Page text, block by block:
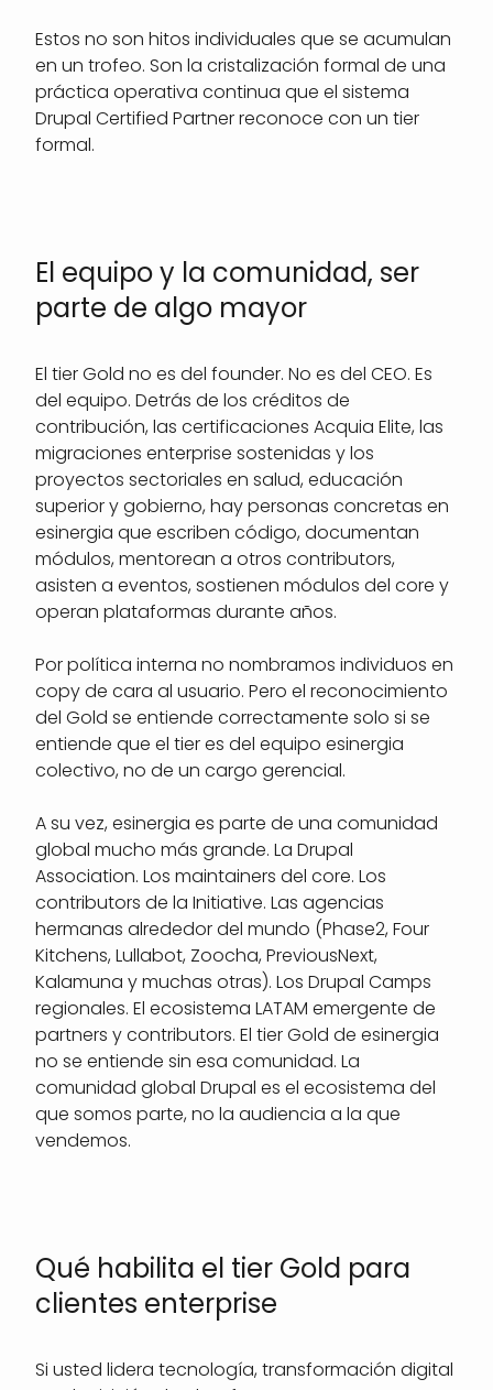
Estos no son hitos individuales que se acumulan
en un trofeo. Son la cristalización formal de una
práctica operativa continua que el sistema
Drupal Certified Partner reconoce con un tier
formal.
El equipo y la comunidad, ser
parte de algo mayor
El tier Gold no es del founder. No es del CEO. Es
del equipo. Detrás de los créditos de
contribución, las certificaciones Acquia Elite, las
migraciones enterprise sostenidas y los
proyectos sectoriales en salud, educación
superior y gobierno, hay personas concretas en
esinergia que escriben código, documentan
módulos, mentorean a otros contributors,
asisten a eventos, sostienen módulos del core y
operan plataformas durante años.
Por política interna no nombramos individuos en
copy de cara al usuario. Pero el reconocimiento
del Gold se entiende correctamente solo si se
entiende que el tier es del equipo esinergia
colectivo, no de un cargo gerencial.
A su vez, esinergia es parte de una comunidad
global mucho más grande. La Drupal
Association. Los maintainers del core. Los
contributors de la Initiative. Las agencias
hermanas alrededor del mundo (Phase2, Four
Kitchens, Lullabot, Zoocha, PreviousNext,
Kalamuna y muchas otras). Los Drupal Camps
regionales. El ecosistema LATAM emergente de
partners y contributors. El tier Gold de esinergia
no se entiende sin esa comunidad. La
comunidad global Drupal es el ecosistema del
que somos parte, no la audiencia a la que
vendemos.
Qué habilita el tier Gold para
clientes enterprise
Si usted lidera tecnología, transformación digital